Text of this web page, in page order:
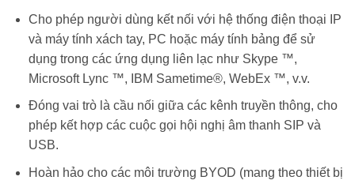
Cho phép người dùng kết nối với hệ thống điện thoại IP
và máy tính xách tay, PC hoặc máy tính bảng để sử
dụng trong các ứng dụng liên lạc như Skype ™,
Microsoft Lync ™, IBM Sametime®, WebEx ™, v.v.
Đóng vai trò là cầu nối giữa các kênh truyền thông, cho
phép kết hợp các cuộc gọi hội nghị âm thanh SIP và
USB.
Hoàn hảo cho các môi trường BYOD (mang theo thiết bị